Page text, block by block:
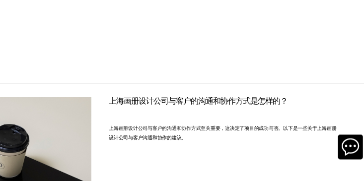
上海画册设计公司与客户的沟通和协作方式是怎样的？
上海画册设计公司与客户的沟通和协作方式至关重要，这决定了项目的成功与否。以下是一些关于上海画册
设计公司与客户沟通和协作的建议。